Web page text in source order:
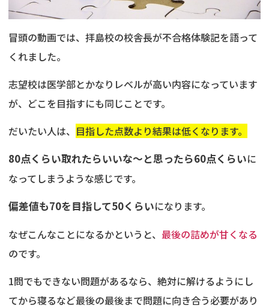
冒頭の動画では、拝島校の校舎長が不合格体験記を語って
くれました。
志望校は医学部とかなりレベルが高い内容になっています
が、どこを目指すにも同じことです。
だいたい人は、 目指した点数より結果は低くなります。
80点くらい取れたらいいな～と思ったら60点くらいに
なってしまうような感じです。
偏差値も70を目指して50くらいになります。
なぜこんなことになるかというと、 最後の詰めが甘くなる
のです。
1問でもできない問題があるなら、絶対に解けるようにし
てから寝るなど最後の最後まで問題に向き合う必要があり